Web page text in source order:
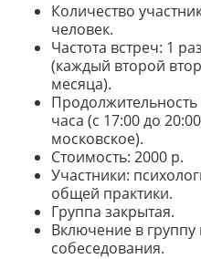
Количество
человек.
Частота встреч: 1
(каждый второй
месяца).
часа (с 17:00 до
московское).
Стоимость: 2000 р.
Участники:
общей практики.
Группа закрытая.
Включение в группу
собеседования.